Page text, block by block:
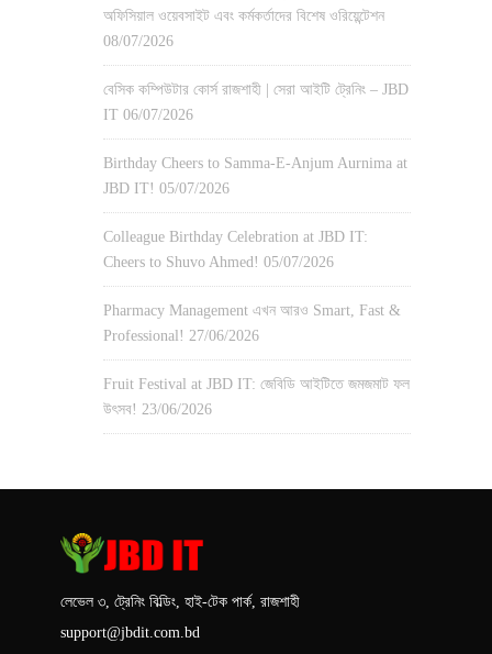
অফিসিয়াল ওয়েবসাইট এবং কর্মকর্তাদের বিশেষ ওরিয়েন্টেশন
08/07/2026
বেসিক কম্পিউটার কোর্স রাজশাহী | সেরা আইটি ট্রেনিং – JBD
IT 06/07/2026
Birthday Cheers to Samma-E-Anjum Aurnima at
JBD IT! 05/07/2026
Colleague Birthday Celebration at JBD IT:
Cheers to Shuvo Ahmed! 05/07/2026
Pharmacy Management এখন আরও Smart, Fast &
Professional! 27/06/2026
Fruit Festival at JBD IT: জেবিডি আইটিতে জমজমাট ফল
উৎসব! 23/06/2026
লেভেল ৩, ট্রেনিং বিল্ডিং, হাই-টেক পার্ক, রাজশাহী
support@jbdit.com.bd